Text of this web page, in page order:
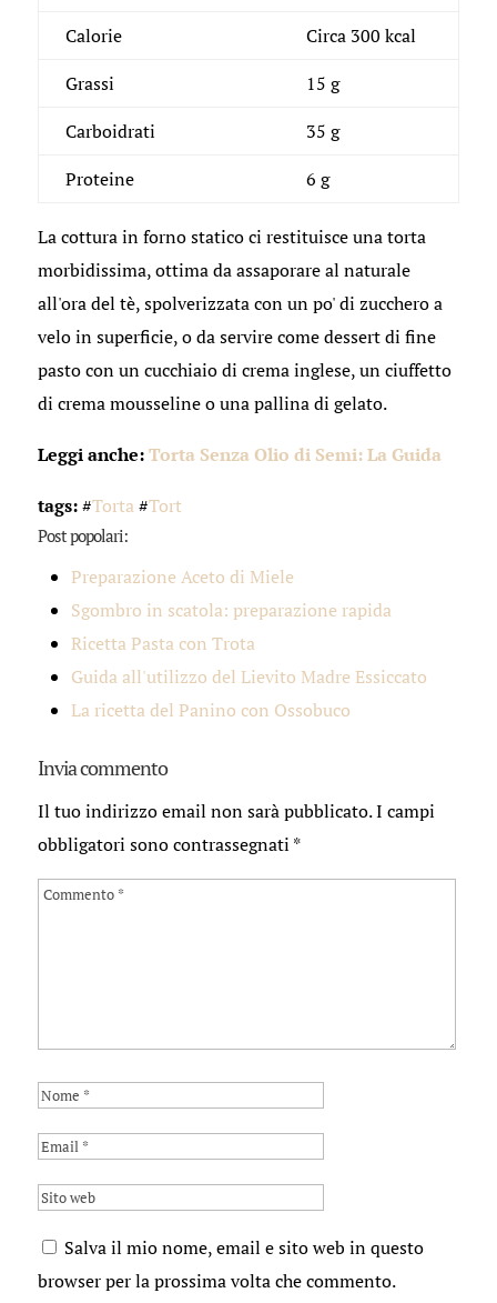
Calorie
Circa 300 kcal
Grassi
15 g
Carboidrati
35 g
Proteine
6 g
La cottura in forno statico ci restituisce una torta
morbidissima, ottima da assaporare al naturale
all'ora del tè, spolverizzata con un po' di zucchero a
velo in superficie, o da servire come dessert di fine
pasto con un cucchiaio di crema inglese, un ciuffetto
di crema mousseline o una pallina di gelato.
Leggi anche:Torta Senza Olio di Semi: La Guida
tags:#Torta#Tort
Post popolari:
Preparazione Aceto di Miele
Sgombro in scatola: preparazione rapida
Ricetta Pasta con Trota
Guida all'utilizzo del Lievito Madre Essiccato
La ricetta del Panino con Ossobuco
Invia commento
Il tuo indirizzo email non sarà pubblicato. I campi
obbligatori sono contrassegnati *
Salva il mio nome, email e sito web in questo
browser per la prossima volta che commento.